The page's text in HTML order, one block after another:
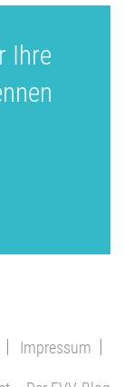
Ihre
Impressum